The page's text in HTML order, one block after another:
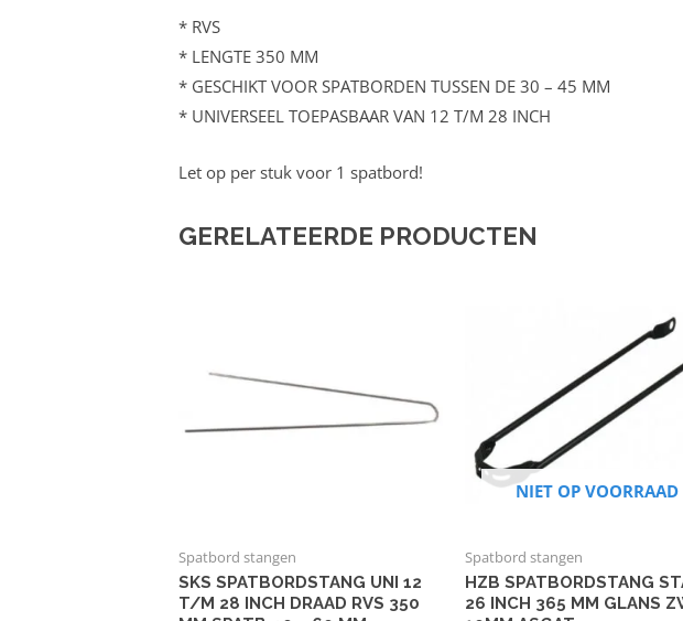
* RVS
* LENGTE 350 MM
* GESCHIKT VOOR SPATBORDEN TUSSEN DE 30 – 45 MM
* UNIVERSEEL TOEPASBAAR VAN 12 T/M 28 INCH
Let op per stuk voor 1 spatbord!
GERELATEERDE PRODUCTEN
Spatbord stangen
SKS SPATBORDSTANG UNI 12
T/M 28 INCH DRAAD RVS 350
NIET OP VOORRAAD
Spatbord stangen
HZB SPATBORDSTANG
26 INCH 365 MM GLANS